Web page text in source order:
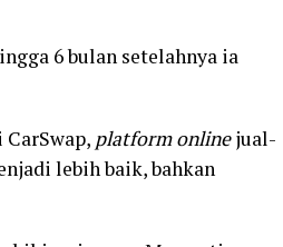
6 bulan setelahnya ia
platform onlinejual-
lebih baik, bahkan